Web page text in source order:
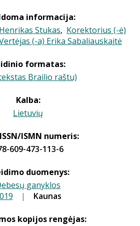
informacija:
Stukas, Korektorius (-ė)
(-a) Erika Sabaliauskaitė
formatas:
Brailio raštu)
Kalba:
Lietuvių
ISMN numeris:
609-473-113-6
duomenys:
ganyklos
| Kaunas
kopijos rengėjas: